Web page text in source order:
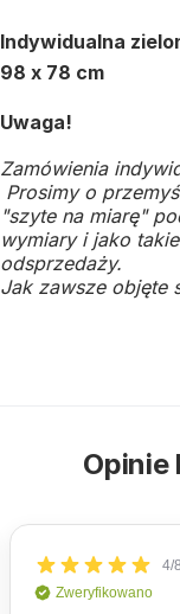
Indywidualna
98 x 78 cm
Uwaga!
Zamówienia
Prosimy o
"szyte na miarę"
wymiary i jako
odsprzedaży.
Jak zawsze objęte
Opinie